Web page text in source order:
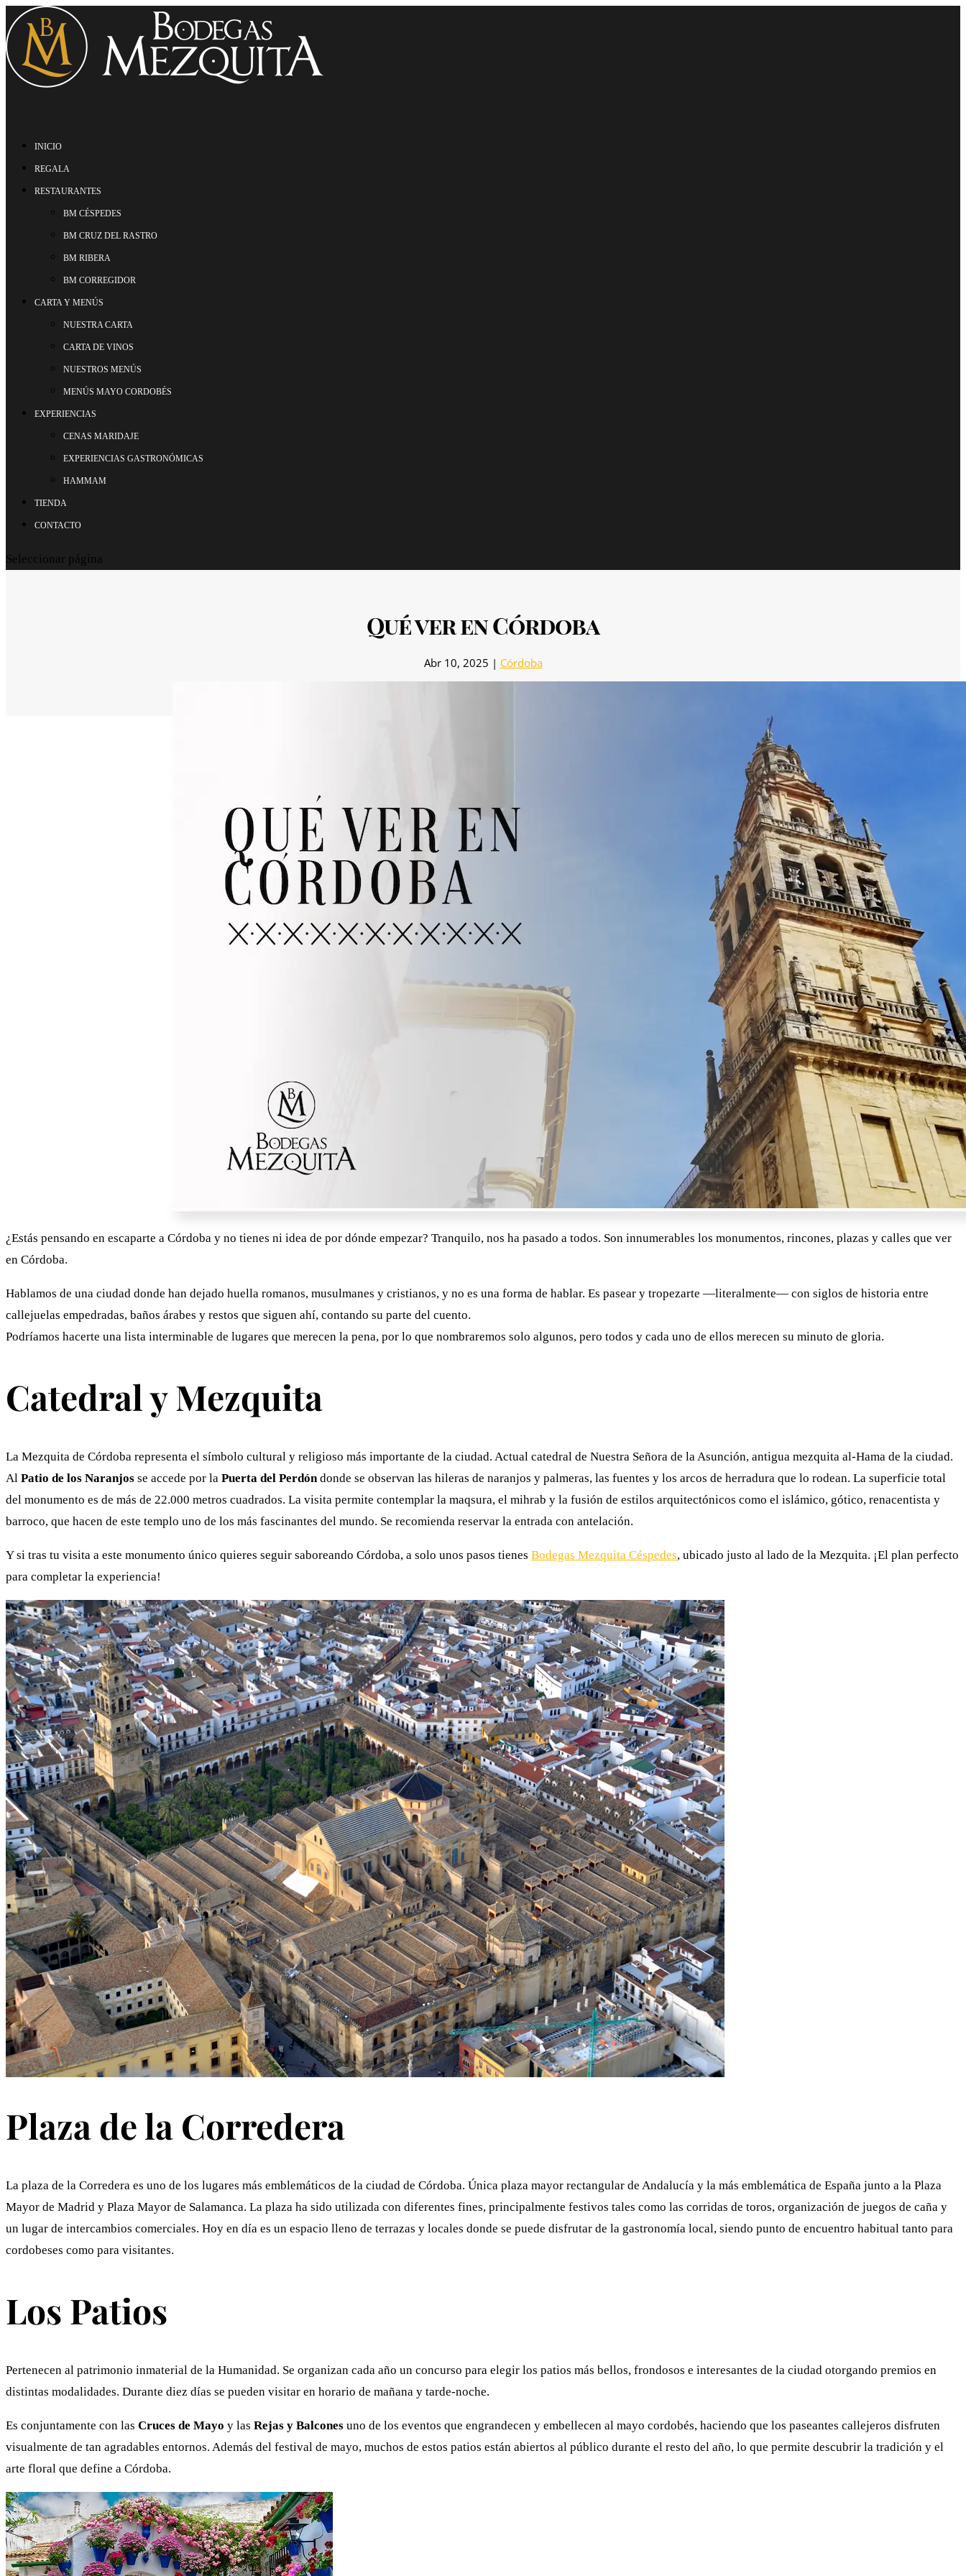
INICIO
REGALA
RESTAURANTES
BM CÉSPEDES
BM CRUZ DEL RASTRO
BM RIBERA
BM CORREGIDOR
CARTA Y MENÚS
NUESTRA CARTA
CARTA DE VINOS
NUESTROS MENÚS
MENÚS MAYO CORDOBÉS
EXPERIENCIAS
CENAS MARIDAJE
EXPERIENCIAS GASTRONÓMICAS
HAMMAM
TIENDA
CONTACTO
Seleccionar página
Qué ver en Córdoba
Abr 10, 2025 | Córdoba
¿Estás pensando en escaparte a Córdoba y no tienes ni idea de por dónde empezar? Tranquilo, nos ha pasado a todos. Son innumerables los monumentos, rincones, plazas y calles que ver
en Córdoba.
Hablamos de una ciudad donde han dejado huella romanos, musulmanes y cristianos, y no es una forma de hablar. Es pasear y tropezarte —literalmente— con siglos de historia entre
callejuelas empedradas, baños árabes y restos que siguen ahí, contando su parte del cuento.
Podríamos hacerte una lista interminable de lugares que merecen la pena, por lo que nombraremos solo algunos, pero todos y cada uno de ellos merecen su minuto de gloria.
Catedral y Mezquita
La Mezquita de Córdoba representa el símbolo cultural y religioso más importante de la ciudad. Actual catedral de Nuestra Señora de la Asunción, antigua mezquita al-Hama de la ciudad.
Al Patio de los Naranjos se accede por la Puerta del Perdón donde se observan las hileras de naranjos y palmeras, las fuentes y los arcos de herradura que lo rodean. La superficie total
del monumento es de más de 22.000 metros cuadrados. La visita permite contemplar la maqsura, el mihrab y la fusión de estilos arquitectónicos como el islámico, gótico, renacentista y
barroco, que hacen de este templo uno de los más fascinantes del mundo. Se recomienda reservar la entrada con antelación.
Y si tras tu visita a este monumento único quieres seguir saboreando Córdoba, a solo unos pasos tienes Bodegas Mezquita Céspedes, ubicado justo al lado de la Mezquita. ¡El plan perfecto
para completar la experiencia!
Plaza de la Corredera
La plaza de la Corredera es uno de los lugares más emblemáticos de la ciudad de Córdoba. Única plaza mayor rectangular de Andalucía y la más emblemática de España junto a la Plaza
Mayor de Madrid y Plaza Mayor de Salamanca. La plaza ha sido utilizada con diferentes fines, principalmente festivos tales como las corridas de toros, organización de juegos de caña y
un lugar de intercambios comerciales. Hoy en día es un espacio lleno de terrazas y locales donde se puede disfrutar de la gastronomía local, siendo punto de encuentro habitual tanto para
cordobeses como para visitantes.
Los Patios
Pertenecen al patrimonio inmaterial de la Humanidad. Se organizan cada año un concurso para elegir los patios más bellos, frondosos e interesantes de la ciudad otorgando premios en
distintas modalidades. Durante diez días se pueden visitar en horario de mañana y tarde-noche.
Es conjuntamente con las Cruces de Mayo y las Rejas y Balcones uno de los eventos que engrandecen y embellecen al mayo cordobés, haciendo que los paseantes callejeros disfruten
visualmente de tan agradables entornos. Además del festival de mayo, muchos de estos patios están abiertos al público durante el resto del año, lo que permite descubrir la tradición y el
arte floral que define a Córdoba.